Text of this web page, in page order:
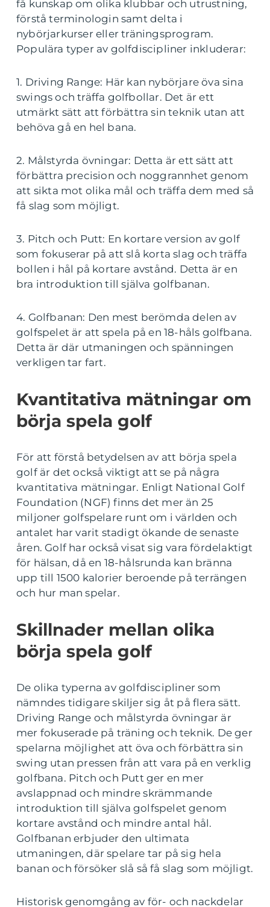
få kunskap om olika klubbar och utrustning,
förstå terminologin samt delta i
nybörjarkurser eller träningsprogram.
Populära typer av golfdiscipliner inkluderar:
1. Driving Range: Här kan nybörjare öva sina
swings och träffa golfbollar. Det är ett
utmärkt sätt att förbättra sin teknik utan att
behöva gå en hel bana.
2. Målstyrda övningar: Detta är ett sätt att
förbättra precision och noggrannhet genom
att sikta mot olika mål och träffa dem med så
få slag som möjligt.
3. Pitch och Putt: En kortare version av golf
som fokuserar på att slå korta slag och träffa
bollen i hål på kortare avstånd. Detta är en
bra introduktion till själva golfbanan.
4. Golfbanan: Den mest berömda delen av
golfspelet är att spela på en 18-håls golfbana.
Detta är där utmaningen och spänningen
verkligen tar fart.
Kvantitativa mätningar om
börja spela golf
För att förstå betydelsen av att börja spela
golf är det också viktigt att se på några
kvantitativa mätningar. Enligt National Golf
Foundation (NGF) finns det mer än 25
miljoner golfspelare runt om i världen och
antalet har varit stadigt ökande de senaste
åren. Golf har också visat sig vara fördelaktigt
för hälsan, då en 18-hålsrunda kan bränna
upp till 1500 kalorier beroende på terrängen
och hur man spelar.
Skillnader mellan olika
börja spela golf
De olika typerna av golfdiscipliner som
nämndes tidigare skiljer sig åt på flera sätt.
Driving Range och målstyrda övningar är
mer fokuserade på träning och teknik. De ger
spelarna möjlighet att öva och förbättra sin
swing utan pressen från att vara på en verklig
golfbana. Pitch och Putt ger en mer
avslappnad och mindre skrämmande
introduktion till själva golfspelet genom
kortare avstånd och mindre antal hål.
Golfbanan erbjuder den ultimata
utmaningen, där spelare tar på sig hela
banan och försöker slå så få slag som möjligt.
Historisk genomgång av för- och nackdelar